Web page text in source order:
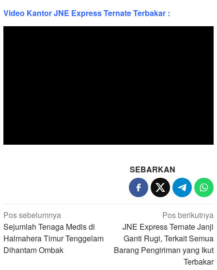
Video Kantor JNE Express Ternate Terbakar :
SEBARKAN
Navigasi
pos
Pos sebelumnya
Sejumlah Tenaga Medis di
Halmahera Timur Tenggelam
Dihantam Ombak
Pos berikutnya
JNE Express Ternate Janji
Ganti Rugi, Terkait Semua
Barang Pengiriman yang Ikut
Terbakar